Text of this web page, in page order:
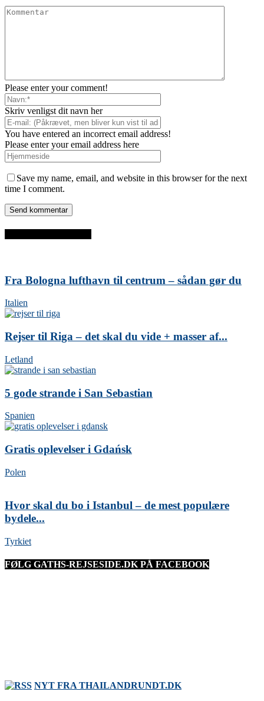
Please enter your comment!
Skriv venligst dit navn her
You have entered an incorrect email address!
Please enter your email address here
Save my name, email, and website in this browser for the next
time I comment.
Fra Bologna lufthavn til centrum – sådan gør du
Italien
Rejser til Riga – det skal du vide + masser af...
Letland
5 gode strande i San Sebastian
Spanien
Gratis oplevelser i Gdańsk
Polen
Hvor skal du bo i Istanbul – de mest populære
bydele...
Tyrkiet
FØLG GATHS-REJSESIDE.DK PÅ FACEBOOK
NYT FRA THAILANDRUNDT.DK